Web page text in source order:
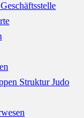
Struktur Judo